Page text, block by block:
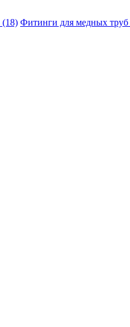
(18) Фитинги для медных труб